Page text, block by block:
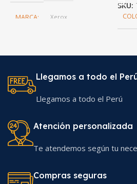
MARCA Xerox
SKU:
Llegamos a todo el
Llegamos a todo el Perú
Atención personalizada
Te atendemos según tu
Compras seguras